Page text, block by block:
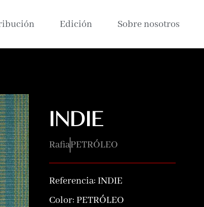
Edición Sobre nosotros
INDIE
RafiaPETRÓLEO
Referencia: INDIE
Color: PETRÓLEO